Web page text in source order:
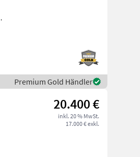
Premium Gold Händler
20.400 €
inkl. 20 % MwSt.
17.000 € exkl.